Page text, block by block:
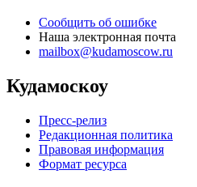
Сообщить об ошибке
Наша электронная почта
mailbox@kudamoscow.ru
Кудамоскоу
Пресс-релиз
Редакционная политика
Правовая информация
Формат ресурса